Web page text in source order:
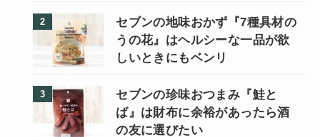
セブンの地味おかず『7種具材の
うの花』はヘルシーな一品が欲
しいときにもベンリ
セブンの珍味おつまみ『鮭と
ば』は財布に余裕があったら酒
の友に選びたい